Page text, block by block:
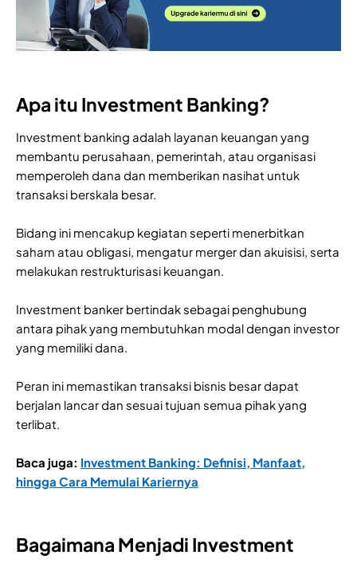
Apa itu Investment Banking?
Investment banking adalah layanan keuangan yang
membantu perusahaan, pemerintah, atau organisasi
memperoleh dana dan memberikan nasihat untuk
transaksi berskala besar.
Bidang ini mencakup kegiatan seperti menerbitkan
saham atau obligasi, mengatur merger dan akuisisi, serta
melakukan restrukturisasi keuangan.
Investment banker bertindak sebagai penghubung
antara pihak yang membutuhkan modal dengan investor
yang memiliki dana.
Peran ini memastikan transaksi bisnis besar dapat
berjalan lancar dan sesuai tujuan semua pihak yang
terlibat.
Baca juga: Investment Banking: Definisi, Manfaat,
hingga Cara Memulai Kariernya
Bagaimana Menjadi Investment